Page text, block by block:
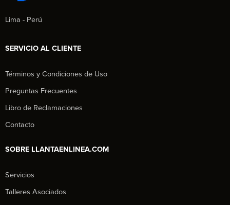
Lima - Perú
SERVICIO AL CLIENTE
Términos y Condiciones de Uso
Preguntas Frecuentes
Libro de Reclamaciones
Contacto
SOBRE LLANTAENLINEA.COM
Servicios
Talleres Asociados